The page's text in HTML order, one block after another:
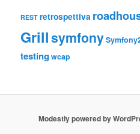
REST retrospettiva
Grillsymfony
testingwcap
Modestly powered by